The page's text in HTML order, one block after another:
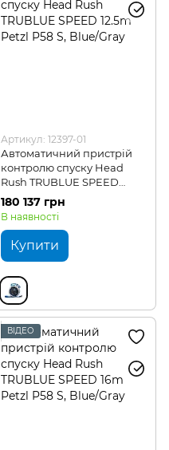
Артикул: 12397-01
Автоматичний пристрій
контролю спуску Head
Rush TRUBLUE SPEED
12.5m Petzl P58 S
180 137 грн
В наявності
Купити
ВІДЕО